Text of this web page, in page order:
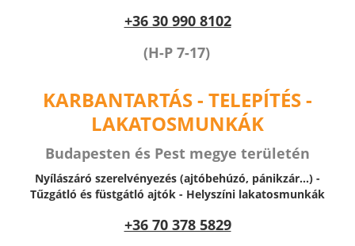
+36 30 990 8102
(H-P 7-17)
KARBANTARTÁS - TELEPÍTÉS -
LAKATOSMUNKÁK
Budapesten és Pest megye területén
Nyílászáró szerelvényezés (ajtóbehúzó, pánikzár...) -
Tűzgátló és füstgátló ajtók - Helyszíni lakatosmunkák
+36 70 378 5829